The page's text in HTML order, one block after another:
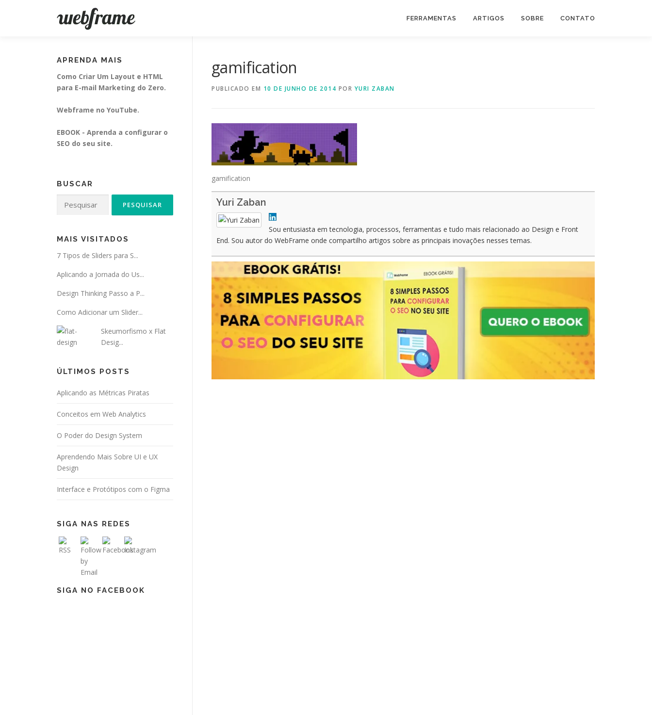
FERRAMENTAS ARTIGOS SOBRE CONTATO
gamification
PUBLICADO EM 10 DE JUNHO DE 2014 POR YURI ZABAN
gamification
Yuri Zaban
Sou entusiasta em tecnologia, processos, ferramentas e tudo mais relacionado ao Design e Front
End. Sou autor do WebFrame onde compartilho artigos sobre as principais inovações nesses temas.
APRENDA MAIS
Como Criar Um Layout e HTML
para E-mail Marketing do Zero.
Webframe no YouTube.
EBOOK - Aprenda a configurar o
SEO do seu site.
BUSCAR
por:
MAIS VISITADOS
7 Tipos de Sliders para S...
Aplicando a Jornada do Us...
Design Thinking Passo a P...
Como Adicionar um Slider...
Skeumorfismo x Flat
Desig...
ÚLTIMOS POSTS
Aplicando as Métricas Piratas
Conceitos em Web Analytics
O Poder do Design System
Aprendendo Mais Sobre UI e UX
Design
Interface e Protótipos com o Figma
SIGA NAS REDES
SIGA NO FACEBOOK